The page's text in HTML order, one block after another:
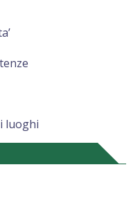
luoghi